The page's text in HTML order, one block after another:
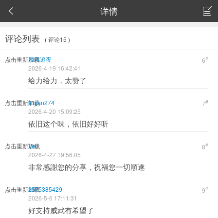
 详情 
评论列表 ( 评论15 )
点击重新加载 6#
慕容追夜
2026-4-19 16:42:41
给力给力，太赞了
点击重新加载 7#
linjian274
2026-4-20 15:09:25
依旧这个味，依旧好好听
点击重新加载 8#
Ven
2026-4-27 19:56:05
非常感謝您的分享，祝福您一切順遂
点击重新加载 9#
2575385429
2026-5-6 17:11:31
好支持威武有希望了